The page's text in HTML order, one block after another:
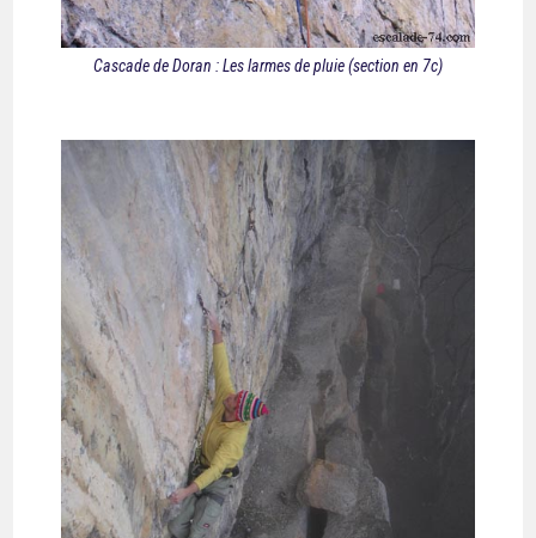
Cascade de Doran : Les larmes de pluie (section en 7c)